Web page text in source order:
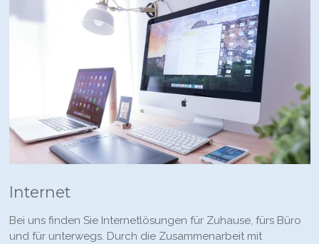
Internet
Bei uns finden Sie Internetlösungen für Zuhause, fürs Büro
und für unterwegs. Durch die Zusammenarbeit mit